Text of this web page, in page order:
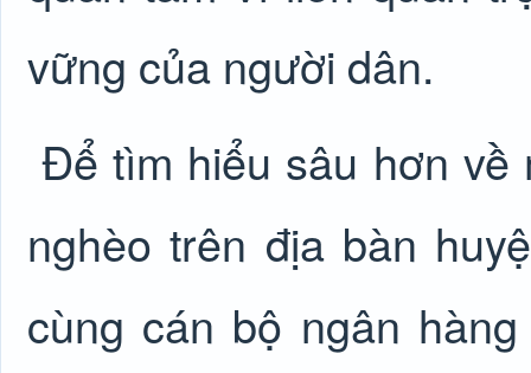
vững của người dân.
Để tìm hiểu sâu hơn về
nghèo trên địa bàn
cùng cán bộ ngân